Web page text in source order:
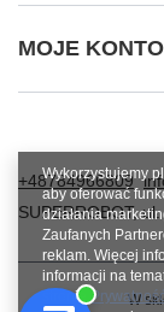
MOJE KONTO
+48784966809
SUPERROBOT,ul.
W
Wykorzystujemy
aby oferować
działania
Zaufanych
reklam. Więcej
informacji na
stronie